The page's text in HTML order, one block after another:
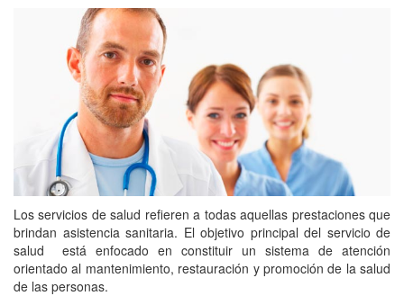
Los servicios de salud refieren a todas aquellas prestaciones que
brindan asistencia sanitaria. El objetivo principal del servicio de
salud está enfocado en constituir un sistema de atención
orientado al mantenimiento, restauración y promoción de la salud
de las personas.